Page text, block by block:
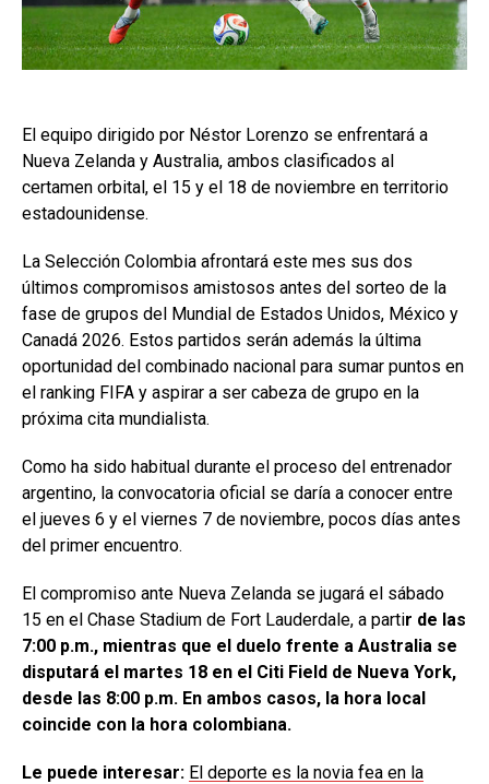
El equipo dirigido por Néstor Lorenzo se enfrentará a
Nueva Zelanda y Australia, ambos clasificados al
certamen orbital, el 15 y el 18 de noviembre en territorio
estadounidense.
La Selección Colombia afrontará este mes sus dos
últimos compromisos amistosos antes del sorteo de la
fase de grupos del Mundial de Estados Unidos, México y
Canadá 2026. Estos partidos serán además la última
oportunidad del combinado nacional para sumar puntos en
el ranking FIFA y aspirar a ser cabeza de grupo en la
próxima cita mundialista.
Como ha sido habitual durante el proceso del entrenador
argentino, la convocatoria oficial se daría a conocer entre
el jueves 6 y el viernes 7 de noviembre, pocos días antes
del primer encuentro.
El compromiso ante Nueva Zelanda se jugará el sábado
15 en el Chase Stadium de Fort Lauderdale, a partir de las
7:00 p.m., mientras que el duelo frente a Australia se
disputará el martes 18 en el Citi Field de Nueva York,
desde las 8:00 p.m. En ambos casos, la hora local
coincide con la hora colombiana.
Le puede interesar: El deporte es la novia fea en la